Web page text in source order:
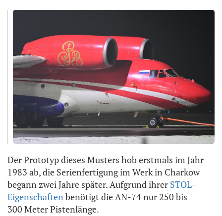
Der Prototyp dieses Musters hob erstmals im Jahr
1983 ab, die Serienfertigung im Werk in Charkow
begann zwei Jahre später. Aufgrund ihrer STOL-
Eigenschaftenbenötigt die AN-74 nur 250 bis
300 Meter Pistenlänge.